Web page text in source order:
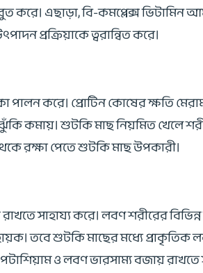
এছাড়া, বি-কমপ্লেক্স ভিটামিন
প্রক্রিয়াকে ত্বরান্বিত করে।
পালন করে। প্রোটিন কোষের ক্ষতি
ঝুঁকি কমায়। শুটকি মাছ নিয়মিত খেলে
রক্ষা পেতে শুটকি মাছ উপকারী।
সাহায্য করে। লবণ শরীরের
তবে শুটকি মাছের মধ্যে
ও লবণ ভারসাম্য বজায় রাখতে